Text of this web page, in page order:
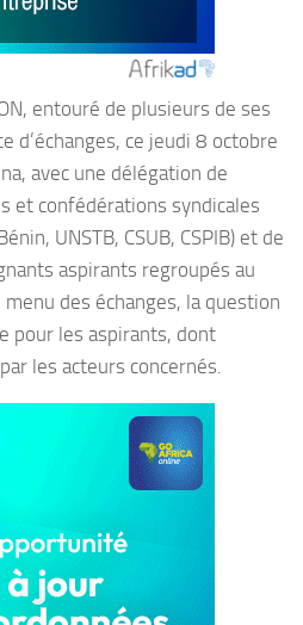
entouré de plusieurs de ses
d’échanges, ce jeudi 8 octobre
avec une délégation de
et confédérations syndicales
UNSTB, CSUB, CSPIB) et de
aspirants regroupés au
menu des échanges, la question
pour les aspirants, dont
les acteurs concernés.